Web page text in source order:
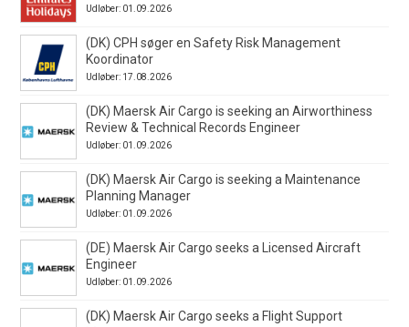
Udløber: 01.09.2026
(DK) CPH søger en Safety Risk Management
Koordinator
Udløber: 17.08.2026
(DK) Maersk Air Cargo is seeking an Airworthiness
Review & Technical Records Engineer
Udløber: 01.09.2026
(DK) Maersk Air Cargo is seeking a Maintenance
Planning Manager
Udløber: 01.09.2026
(DE) Maersk Air Cargo seeks a Licensed Aircraft
Engineer
Udløber: 01.09.2026
(DK) Maersk Air Cargo seeks a Flight Support